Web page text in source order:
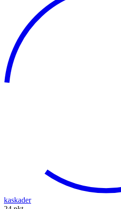
kaskader